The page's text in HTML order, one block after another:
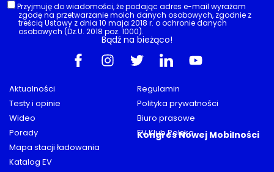
Aktualności
Testy i opinie
Wideo
Porady
Mapa stacji ładowania
Katalog EV
Regulamin
Polityka prywatności
Biuro prasowe
EV Klub Polska
Kongres Nowej Mobilności
Przyjmuję do wiadomości, że podając adres e-mail wyrażam
zgodę na przetwarzanie moich danych osobowych, zgodnie z
treścią Ustawy z dnia 10 maja 2018 r. o ochronie danych
osobowych (Dz.U. 2018 poz. 1000).
Bądź na bieżąco!